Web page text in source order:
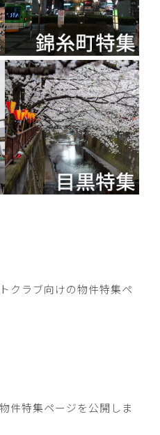
クラブ向けの物件特集ペ
件特集ページを公開しま